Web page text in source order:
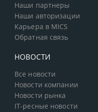
Наши партнеры
Наши авторизации
Карьера в MICS
Обратная связь
НОВОСТИ
Все новости
Новости компании
Новости рынка
IT-ресные новости